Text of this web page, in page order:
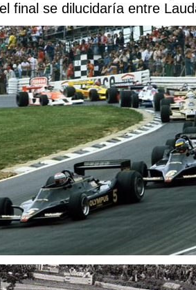
final se dilucidaría entre